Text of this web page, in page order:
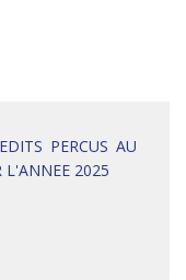
PERCUS AU
L'ANNEE 2025